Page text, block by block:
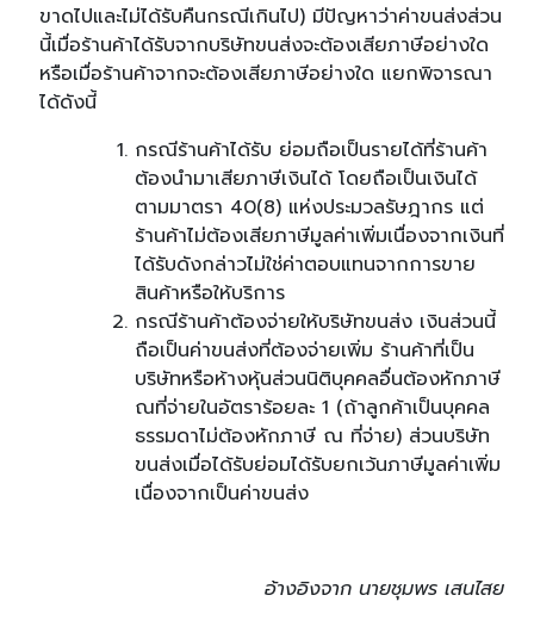
ขาดไปและไม่ได้รับคืนกรณีเกินไป) มีปัญหาว่าค่าขนส่งส่วน
นี้เมื่อร้านค้าได้รับจากบริษัทขนส่งจะต้องเสียภาษีอย่างใด
หรือเมื่อร้านค้าจากจะต้องเสียภาษีอย่างใด แยกพิจารณา
ได้ดังนี้
กรณีร้านค้าได้รับ ย่อมถือเป็นรายได้ที่ร้านค้า
ต้องนำมาเสียภาษีเงินได้ โดยถือเป็นเงินได้
ตามมาตรา 40(8) แห่งประมวลรัษฎากร แต่
ร้านค้าไม่ต้องเสียภาษีมูลค่าเพิ่มเนื่องจากเงินที่
ได้รับดังกล่าวไม่ใช่ค่าตอบแทนจากการขาย
สินค้าหรือให้บริการ
กรณีร้านค้าต้องจ่ายให้บริษัทขนส่ง เงินส่วนนี้
ถือเป็นค่าขนส่งที่ต้องจ่ายเพิ่ม ร้านค้าที่เป็น
บริษัทหรือห้างหุ้นส่วนนิติบุคคลอื่นต้องหักภาษี
ณที่จ่ายในอัตราร้อยละ 1 (ถ้าลูกค้าเป็นบุคคล
ธรรมดาไม่ต้องหักภาษี ณ ที่จ่าย) ส่วนบริษัท
ขนส่งเมื่อได้รับย่อมได้รับยกเว้นภาษีมูลค่าเพิ่ม
เนื่องจากเป็นค่าขนส่ง
อ้างอิงจาก นายชุมพร เสนไสย